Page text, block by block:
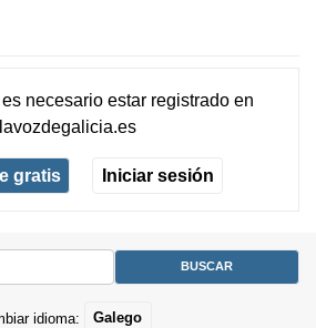
necesario estar registradoen
lavozdegalicia.es
gratis Iniciar sesión
idioma: Galego